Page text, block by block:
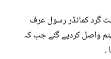
گرد کمانڈر رسول عرف
واصل کردیے گئے جب کہ
۔